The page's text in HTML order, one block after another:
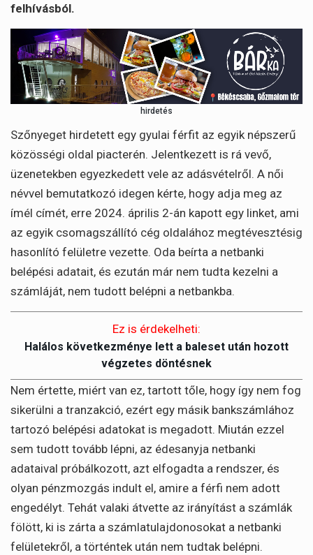
felhívásból.
hirdetés
Szőnyeget hirdetett egy gyulai férfit az egyik népszerű
közösségi oldal piacterén. Jelentkezett is rá vevő,
üzenetekben egyezkedett vele az adásvételről. A női
névvel bemutatkozó idegen kérte, hogy adja meg az
ímél címét, erre 2024. április 2-án kapott egy linket, ami
az egyik csomagszállító cég oldalához megtévesztésig
hasonlító felületre vezette. Oda beírta a netbanki
belépési adatait, és ezután már nem tudta kezelni a
számláját, nem tudott belépni a netbankba.
Ez is érdekelheti:
Halálos következménye lett a baleset után hozott
végzetes döntésnek
Nem értette, miért van ez, tartott tőle, hogy így nem fog
sikerülni a tranzakció, ezért egy másik bankszámlához
tartozó belépési adatokat is megadott. Miután ezzel
sem tudott tovább lépni, az édesanyja netbanki
adataival próbálkozott, azt elfogadta a rendszer, és
olyan pénzmozgás indult el, amire a férfi nem adott
engedélyt. Tehát valaki átvette az irányítást a számlák
fölött, ki is zárta a számlatulajdonosokat a netbanki
felületekről, a történtek után nem tudtak belépni.